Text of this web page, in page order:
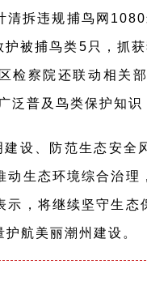
清拆违规捕鸟网
被捕鸟类5只，抓
检察院还联动相关
泛普及鸟类保护知识
设、防范生态安全
生态环境综合治理
示，将继续坚守生态
航美丽潮州建设。